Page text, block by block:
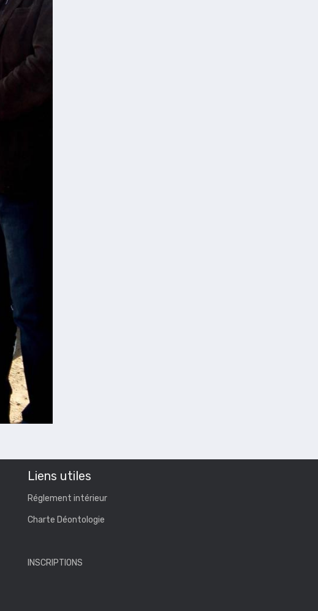
Liens utiles
Réglement intérieur
Charte Déontologie
INSCRIPTIONS